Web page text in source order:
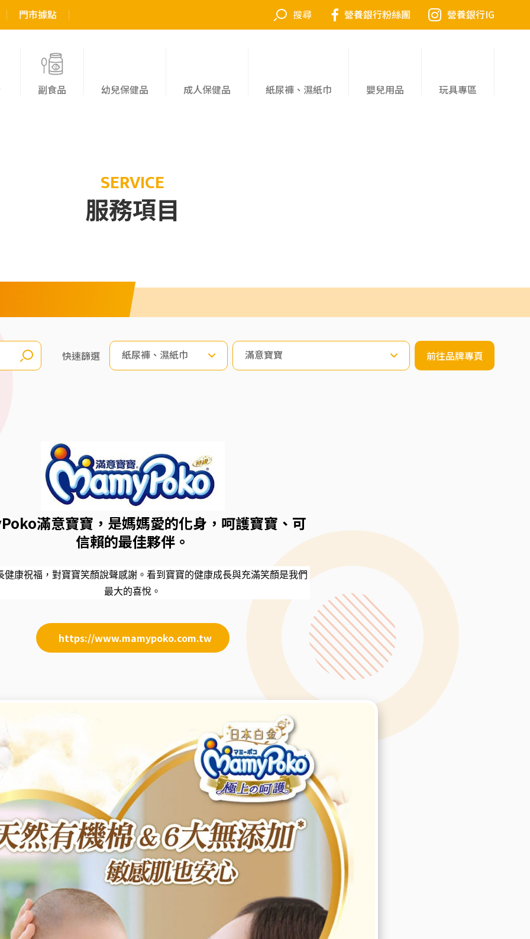
門市據點 營養銀行粉絲團 營養銀行IG
副食品 幼兒保健品 成人保健品 紙尿褲、濕紙巾 嬰兒用品 玩具專區
SERVICE
服務項目
快速篩選 紙尿褲、濕紙巾 滿意寶寶 前往品牌專頁
滿意寶寶，是媽媽愛的化身，呵護寶寶、可
信賴的最佳夥伴。
健康祝福，對寶寶笑顏說聲感謝。看到寶寶的健康成長與充滿笑顏是我們
最大的喜悅。
https://www.mamypoko.com.tw